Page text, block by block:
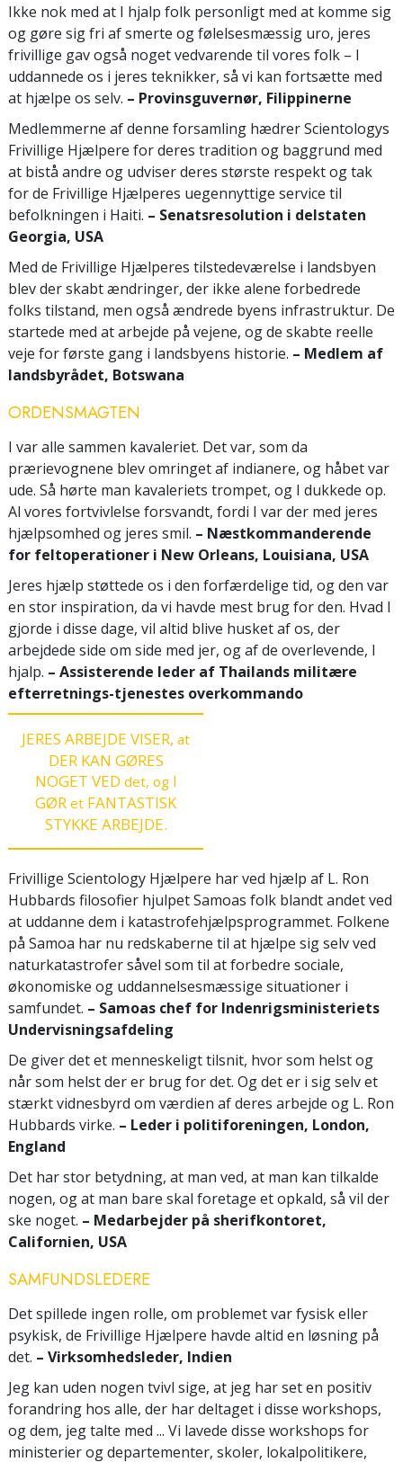
Ikke nok med at I hjalp folk personligt med at komme sig
og gøre sig fri af smerte og følelsesmæssig uro, jeres
frivillige gav også noget vedvarende til vores folk – I
uddannede os i jeres teknikker, så vi kan fortsætte med
at hjælpe os selv. – Provinsguvernør, Filippinerne
Medlemmerne af denne forsamling hædrer Scientologys
Frivillige Hjælpere for deres tradition og baggrund med
at bistå andre og udviser deres største respekt og tak
for de Frivillige Hjælperes uegennyttige service til
befolkningen i Haiti. – Senatsresolution i delstaten
Georgia, USA
Med de Frivillige Hjælperes tilstedeværelse i landsbyen
blev der skabt ændringer, der ikke alene forbedrede
folks tilstand, men også ændrede byens infrastruktur. De
startede med at arbejde på vejene, og de skabte reelle
veje for første gang i landsbyens historie. – Medlem af
landsbyrådet, Botswana
ORDENSMAGTEN
I var alle sammen kavaleriet. Det var, som da
prærievognene blev omringet af indianere, og håbet var
ude. Så hørte man kavaleriets trompet, og I dukkede op.
Al vores fortvivlelse forsvandt, fordi I var der med jeres
hjælpsomhed og jeres smil. – Næstkommanderende
for feltoperationer i New Orleans, Louisiana, USA
Jeres hjælp støttede os i den forfærdelige tid, og den var
en stor inspiration, da vi havde mest brug for den. Hvad I
gjorde i disse dage, vil altid blive husket af os, der
arbejdede side om side med jer, og af de overlevende, I
hjalp. – Assisterende leder af Thailands militære
efterretnings-tjenestes overkommando
JERES ARBEJDE VISER, at
DER KAN GØRES
NOGET VED det, ogI
GØR et FANTASTISK
STYKKE ARBEJDE.
Frivillige Scientology Hjælpere har ved hjælp af L. Ron
Hubbards filosofier hjulpet Samoas folk blandt andet ved
at uddanne dem i katastrofehjælpsprogrammet. Folkene
på Samoa har nu redskaberne til at hjælpe sig selv ved
naturkatastrofer såvel som til at forbedre sociale,
økonomiske og uddannelsesmæssige situationer i
samfundet. – Samoas chef for Indenrigsministeriets
Undervisningsafdeling
De giver det et menneskeligt tilsnit, hvor som helst og
når som helst der er brug for det. Og det er i sig selv et
stærkt vidnesbyrd om værdien af deres arbejde og L. Ron
Hubbards virke. – Leder i politiforeningen, London,
England
Det har stor betydning, at man ved, at man kan tilkalde
nogen, og at man bare skal foretage et opkald, så vil der
ske noget. – Medarbejder på sherifkontoret,
Californien, USA
SAMFUNDSLEDERE
Det spillede ingen rolle, om problemet var fysisk eller
psykisk, de Frivillige Hjælpere havde altid en løsning på
det. – Virksomhedsleder, Indien
Jeg kan uden nogen tvivl sige, at jeg har set en positiv
forandring hos alle, der har deltaget i disse workshops,
og dem, jeg talte med ... Vi lavede disse workshops for
ministerier og departementer, skoler, lokalpolitikere,